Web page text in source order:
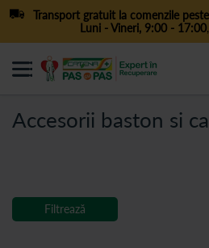
Transport gratuit la comenzile
Luni - Vineri, 9:00 - 17:00,
Accesorii baston si
Filtrează